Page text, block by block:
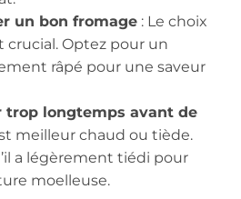
un bon fromage : Le choix
crucial. Optez pour un
râpé pour une saveur
trop longtemps avant de
meilleur chaud ou tiède.
a légèrement tiédi pour
moelleuse.